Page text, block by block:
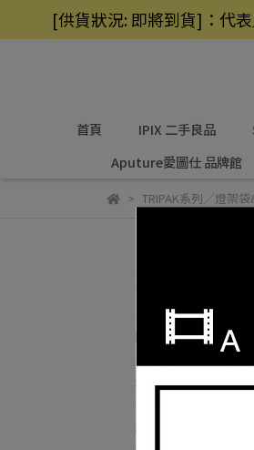
[供貨狀況: 即將到貨]：代
首頁 IPIX 二手良品
Aputure愛圖仕 品牌館
TRIPAK系列／燈架
首頁
IPIX 二手良品
SmallRig＆Ulanzi
ZITAY希鐵 品牌館